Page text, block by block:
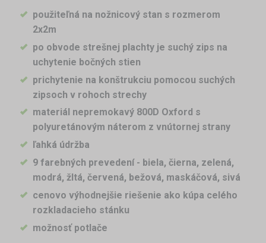
použiteľná na nožnicový stan s rozmerom
2x2m
po obvode strešnej plachty je suchý zips na
uchytenie bočných stien
prichytenie na konštrukciu pomocou suchých
zipsoch v rohoch strechy
materiál nepremokavý 800D Oxford s
polyuretánovým náterom z vnútornej strany
ľahká údržba
9 farebných prevedení - biela, čierna, zelená,
modrá, žltá, červená, bežová, maskáčová, sivá
cenovo výhodnejšie riešenie ako kúpa celého
rozkladacieho stánku
možnosť potlače